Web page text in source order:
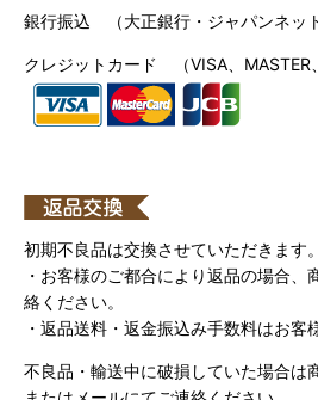
銀行振込 （大正銀行・ジャパンネッ
クレジットカード （VISA、MASTER
初期不良品は交換させていただきます。
・お客様のご都合により返品の場合、
絡ください。
・返品送料・返金振込み手数料はお客
不良品・輸送中に破損していた場合は